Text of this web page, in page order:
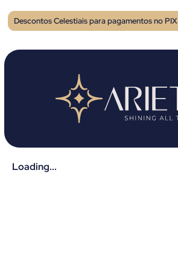
Descontos Celestiais para pagamentos no PIX
Loading...